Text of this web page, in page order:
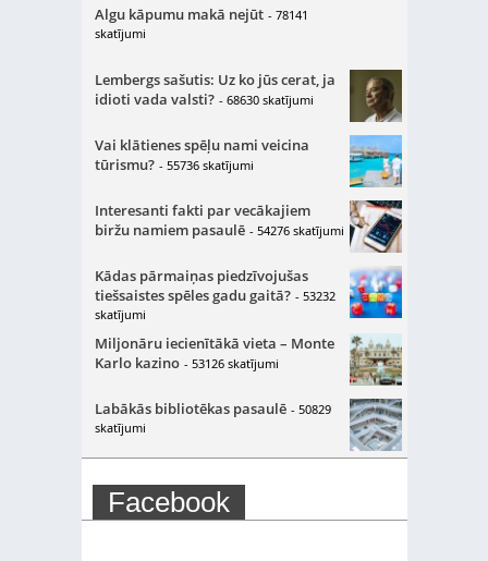
Algu kāpumu makā nejūt - 78141
skatījumi
Lembergs sašutis: Uz ko jūs cerat, ja
idioti vada valsti? - 68630 skatījumi
Vai klātienes spēļu nami veicina
tūrismu? - 55736 skatījumi
Interesanti fakti par vecākajiem
biržu namiem pasaulē - 54276 skatījumi
Kādas pārmaiņas piedzīvojušas
tiešsaistes spēles gadu gaitā? - 53232
skatījumi
Miljonāru iecienītākā vieta – Monte
Karlo kazino - 53126 skatījumi
Labākās bibliotēkas pasaulē - 50829
skatījumi
Facebook